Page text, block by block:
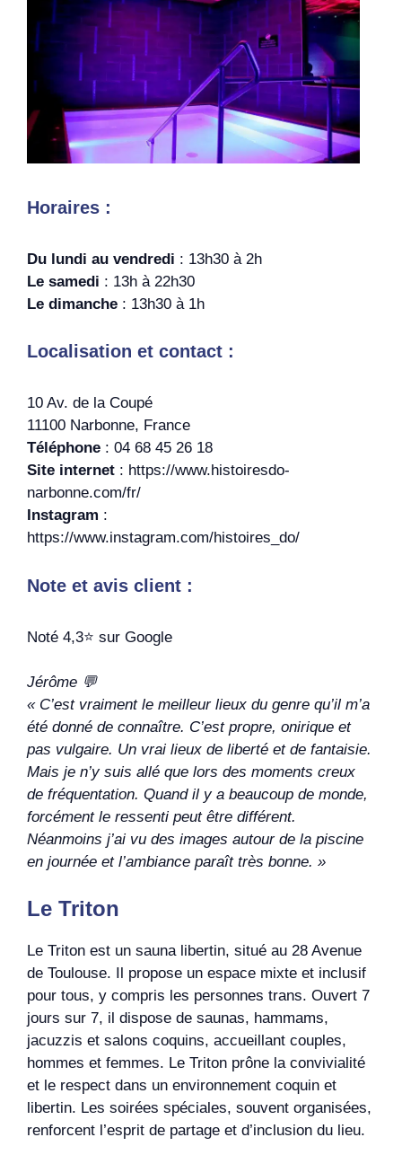
Horaires :
Du lundi au vendredi : 13h30 à 2h
Le samedi : 13h à 22h30
Le dimanche : 13h30 à 1h
Localisation et contact :
10 Av. de la Coupé
11100 Narbonne, France
Téléphone : 04 68 45 26 18
Site internet : https://www.histoiresdo-
narbonne.com/fr/
Instagram :
https://www.instagram.com/histoires_do/
Note et avis client :
Noté 4,3⭐️ sur Google
Jérôme 💬
« C’est vraiment le meilleur lieux du genre qu’il m’a
été donné de connaître. C’est propre, onirique et
pas vulgaire. Un vrai lieux de liberté et de fantaisie.
Mais je n’y suis allé que lors des moments creux
de fréquentation. Quand il y a beaucoup de monde,
forcément le ressenti peut être différent.
Néanmoins j’ai vu des images autour de la piscine
en journée et l’ambiance paraît très bonne. »
Le Triton
Le Triton est un sauna libertin, situé au 28 Avenue
de Toulouse. Il propose un espace mixte et inclusif
pour tous, y compris les personnes trans. Ouvert 7
jours sur 7, il dispose de saunas, hammams,
jacuzzis et salons coquins, accueillant couples,
hommes et femmes. Le Triton prône la convivialité
et le respect dans un environnement coquin et
libertin. Les soirées spéciales, souvent organisées,
renforcent l’esprit de partage et d’inclusion du lieu.